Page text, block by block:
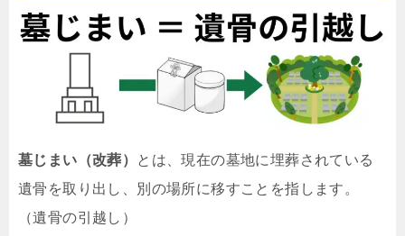
墓じまい（改葬）
とは、現在の墓地に埋葬されている
遺骨を取り出し、別の場所に移すことを指します。
（遺骨の引越し）